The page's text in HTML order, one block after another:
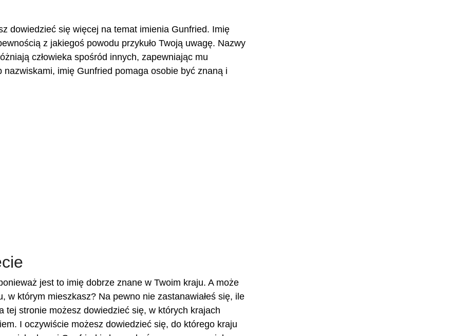
dowiedzieć się więcej na temat imienia Gunfried. Imię
z jakiegoś powodu przykuło Twoją uwagę. Nazwy
człowieka spośród innych, zapewniając mu
imię Gunfried pomaga osobie być znaną i
jest to imię dobrze znane w Twoim kraju. A może
w którym mieszkasz? Na pewno nie zastanawiałeś się, ile
tej stronie możesz dowiedzieć się, w których krajach
I oczywiście możesz dowiedzieć się, do którego kraju